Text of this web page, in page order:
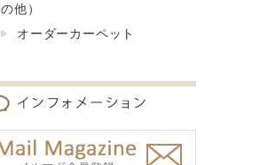
の他）
オーダーカーペット